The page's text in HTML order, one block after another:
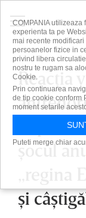
Reacţia
după
şocul
„regina
şi
COMPANIA
experienta ta pe
mai recente
persoanelor fizice in
privind libera
nostru te rugam sa
Cookie.
Prin continuarea
de tip cookie conform
moment setarile
Puteti merge chiar